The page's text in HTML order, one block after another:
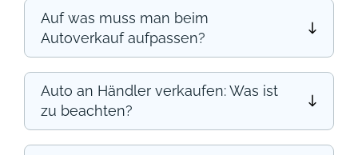
Auf was muss man beim
Autoverkauf aufpassen?
Auto an Händler verkaufen: Was ist
zu beachten?